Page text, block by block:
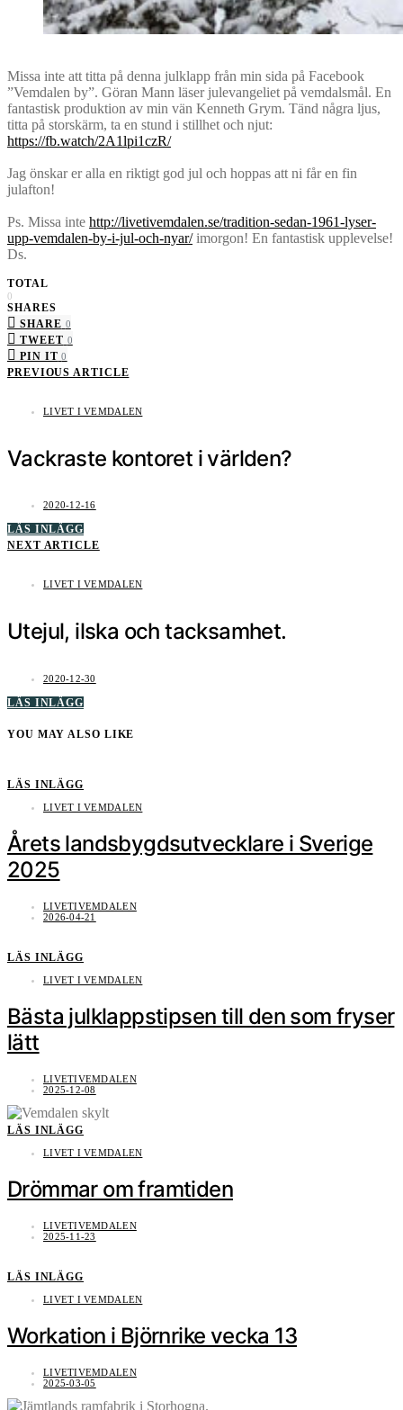
Missa inte att titta på denna julklapp från min sida på Facebook
”Vemdalen by”. Göran Mann läser julevangeliet på vemdalsmål. En
fantastisk produktion av min vän Kenneth Grym. Tänd några ljus,
titta på storskärm, ta en stund i stillhet och njut:
https://fb.watch/2A1lpi1czR/
Jag önskar er alla en riktigt god jul och hoppas att ni får en fin
julafton!
Ps. Missa inte http://livetivemdalen.se/tradition-sedan-1961-lyser-
upp-vemdalen-by-i-jul-och-nyar/imorgon! En fantastisk upplevelse!
Ds.
TOTAL
0
SHARES
SHARE 0
TWEET 0
PIN IT 0
PREVIOUS ARTICLE
LIVET I VEMDALEN
Vackraste kontoret i världen?
2020-12-16
LÄS INLÄGG
NEXT ARTICLE
LIVET I VEMDALEN
Utejul, ilska och tacksamhet.
2020-12-30
LÄS INLÄGG
YOU MAY ALSO LIKE
LÄS INLÄGG
LIVET I VEMDALEN
Årets landsbygdsutvecklare i Sverige
2025
LIVETIVEMDALEN
2026-04-21
LÄS INLÄGG
LIVET I VEMDALEN
Bästa julklappstipsen till den som fryser
lätt
LIVETIVEMDALEN
2025-12-08
LÄS INLÄGG
LIVET I VEMDALEN
Drömmar om framtiden
LIVETIVEMDALEN
2025-11-23
LÄS INLÄGG
LIVET I VEMDALEN
Workation i Björnrike vecka 13
LIVETIVEMDALEN
2025-03-05